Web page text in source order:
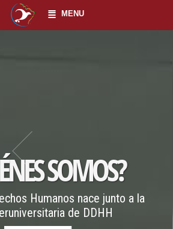
MENU
Espacios formativos para
universitaria